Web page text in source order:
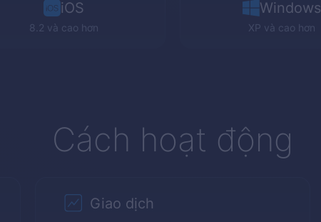
iOS
8.2 và cao hơn
Windows
XP và cao hơn
Cách hoạt động
Giao dịch